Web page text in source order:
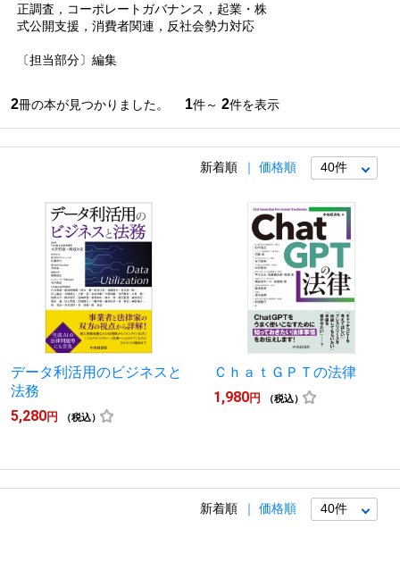
正調査，コーポレートガバナンス，起業・株
式公開支援，消費者関連，反社会勢力対応
〔担当部分〕編集
2冊の本が見つかりました。 1件～ 2件を表示
新着順 価格順
データ利活用のビジネスと
法務
5,280円 （税込）
ＣｈａｔＧＰＴの法律
1,980円 （税込）
新着順 価格順